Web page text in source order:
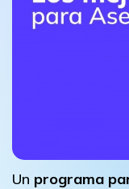
Un programa